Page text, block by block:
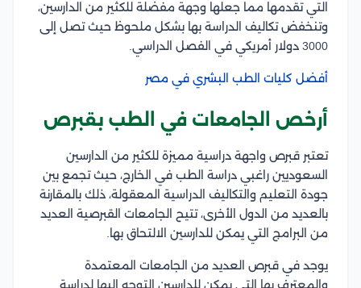
التي تقدمها مما جعلها وجهة مفضلة للكثير من الدارسين،
وتنخفض تكاليف الدراسة بها بشكل ملحوظ حيث تصل إلى
3000 دولار أمريكي في الفصل الدراسي.
أفضل كليات الطب البشري في مصر
أرخص الجامعات في الطب بقبرص
تعتبر قبرص واجهة دراسية مميزة للكثير من الدارسين
السعوديين راغبي دراسة الطب في الخارج، حيث تجمع بين
جودة التعليم والتكاليف الدراسية المعقولة، ذلك بالمقارنة
بالعديد من الدول الأخرى، تتيح الجامعات القبرصية العديد
من البرامج التي يمكن للدارسين الالتحاق بها.
يوجد في قبرص العديد من الجامعات المعتمدة
والمعترف بها التي يمكن للدارسين التوجه إليها لدراسة